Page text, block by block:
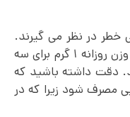
خطر در نظر می گیرند.
محققان توصیه می‌ کنند برای کاهش وزن روزانه ۱ گرم برای سه
دقت داشته باشید که
مصرف شود زیرا که در